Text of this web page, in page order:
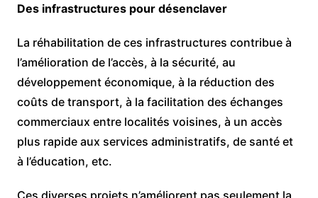
Des infrastructures pour désenclaver
La réhabilitation de ces infrastructures contribue à
l’amélioration de l’accès, à la sécurité, au
développement économique, à la réduction des
coûts de transport, à la facilitation des échanges
commerciaux entre localités voisines, à un accès
plus rapide aux services administratifs, de santé et
à l’éducation, etc.
Ces diverses projets n’améliorent pas seulement la